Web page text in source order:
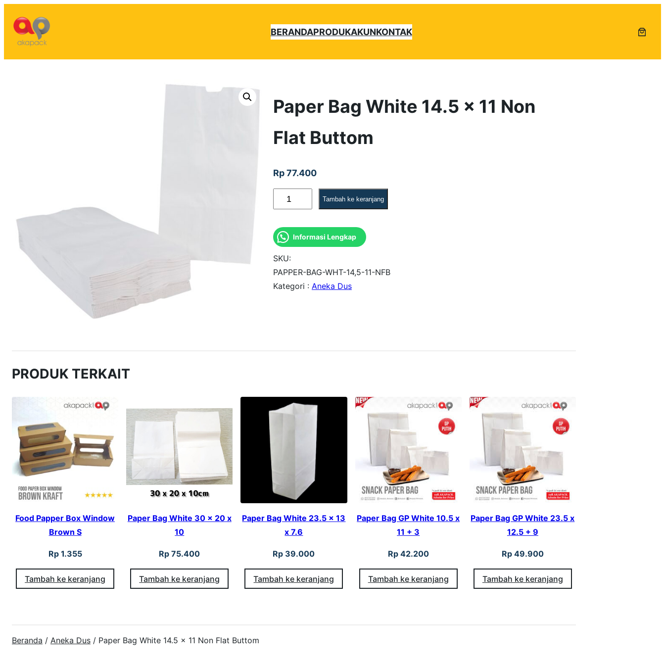
konten
BERANDAPRODUKAKUNKONTAK
Paper Bag White 14.5 x 11 Non
Flat Buttom
Rp77.400
u
a
n
t
i
t
r
B
i
t
e
4
5
Tambah ke keranjang
Informasi Lengkap
SKU:
PAPPER-BAG-WHT-14,5-11-NFB
Kategori : Aneka Dus
PRODUK TERKAIT
Food Papper Box Window
Brown S
Rp1.355
Tambah ke keranjang
Paper Bag White 30 x 20 x
10
Rp 75.400
Tambah ke keranjang
Paper Bag White 23.5 x 13
x 7.6
Rp 39.000
Tambah ke keranjang
Paper Bag GP White 10.5 x
11 + 3
Rp42.200
Tambah ke keranjang
Paper Bag GP White 23.5 x
12.5 + 9
Rp49.900
Tambah ke keranjang
Beranda / Aneka Dus / Paper Bag White 14.5 x 11 Non Flat Buttom